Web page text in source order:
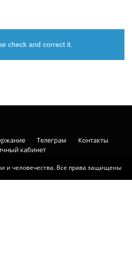
check and correct it.
и человечества. Все права защищены
Телеграм
Контакты
кабинет